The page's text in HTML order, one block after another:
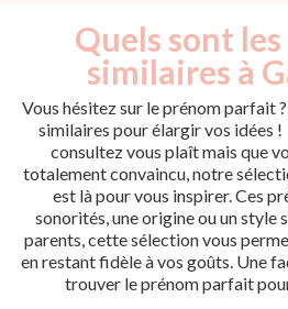
Quels sont
similaires à
Vous hésitez sur le prénom parfait
similaires pour élargir vos idées
consultez vous plaît mais que
totalement convaincu, notre
est là pour vous inspirer. Ces
sonorités, une origine ou un style
parents, cette sélection vous
en restant fidèle à vos goûts. Une
trouver le prénom parfait